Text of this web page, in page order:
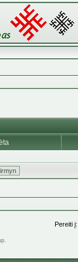
Pereiti į: